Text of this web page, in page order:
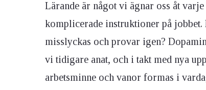
Ögon & Öron
Övervikt
Lärande är något vi ägnar oss åt
komplicerade instruktioner på
misslyckas och provar igen?
vi tidigare anat, och i takt med nya
arbetsminne och vanor formas i